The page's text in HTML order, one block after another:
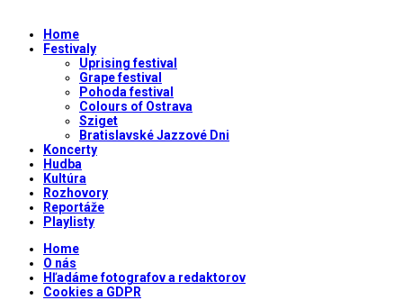
Home
Festivaly
Uprising festival
Grape festival
Pohoda festival
Colours of Ostrava
Sziget
Bratislavské Jazzové Dni
Koncerty
Hudba
Kultúra
Rozhovory
Reportáže
Playlisty
Home
O nás
Hľadáme fotografov a redaktorov
Cookies a GDPR